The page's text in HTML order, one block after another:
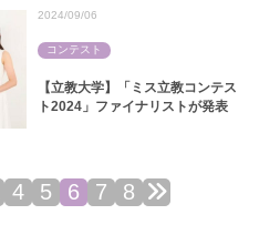
【立教大学】「ミス立教コンテス
ト2024」ファイナリストが発表
2024/09/06
コンテスト
4 5 6 7 8